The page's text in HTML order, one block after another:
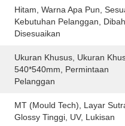
Hitam, Warna Apa Pun,
Kebutuhan Pelanggan,
Disesuaikan
Ukuran Khusus, Ukuran
540*540mm, Permintaan
Pelanggan
MT (Mould Tech), Layar
Glossy Tinggi, UV, Lukisan